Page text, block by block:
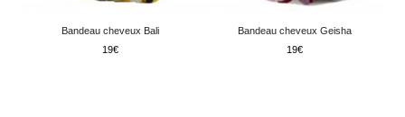
Bandeau cheveux Bali
19
Bandeau cheveux Geisha
19